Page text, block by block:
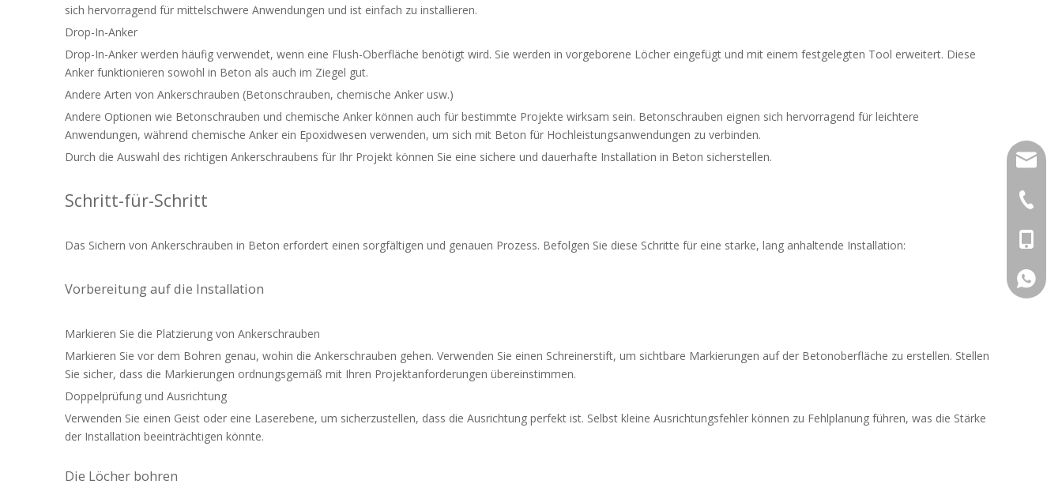
sich hervorragend für mittelschwere Anwendungen und ist einfach zu installieren.
Drop-In-Anker
Drop-In-Anker werden häufig verwendet, wenn eine Flush-Oberfläche benötigt wird. Sie werden in vorgeborene Löcher eingefügt und mit einem festgelegten Tool erweitert. Diese
Anker funktionieren sowohl in Beton als auch im Ziegel gut.
Andere Arten von Ankerschrauben (Betonschrauben, chemische Anker usw.)
Andere Optionen wie Betonschrauben und chemische Anker können auch für bestimmte Projekte wirksam sein. Betonschrauben eignen sich hervorragend für leichtere
Anwendungen, während chemische Anker ein Epoxidwesen verwenden, um sich mit Beton für Hochleistungsanwendungen zu verbinden.
Durch die Auswahl des richtigen Ankerschraubens für Ihr Projekt können Sie eine sichere und dauerhafte Installation in Beton sicherstellen.
Schritt-für-Schritt
Das Sichern von Ankerschrauben in Beton erfordert einen sorgfältigen und genauen Prozess. Befolgen Sie diese Schritte für eine starke, lang anhaltende Installation:
Vorbereitung auf die Installation
Markieren Sie die Platzierung von Ankerschrauben
Markieren Sie vor dem Bohren genau, wohin die Ankerschrauben gehen. Verwenden Sie einen Schreinerstift, um sichtbare Markierungen auf der Betonoberfläche zu erstellen. Stellen
Sie sicher, dass die Markierungen ordnungsgemäß mit Ihren Projektanforderungen übereinstimmen.
Doppelprüfung und Ausrichtung
Verwenden Sie einen Geist oder eine Laserebene, um sicherzustellen, dass die Ausrichtung perfekt ist. Selbst kleine Ausrichtungsfehler können zu Fehlplanung führen, was die Stärke
der Installation beeinträchtigen könnte.
Die Löcher bohren
+ 86-
+86 -